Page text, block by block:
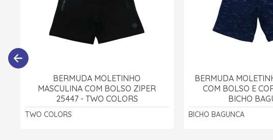
BERMUDA MOLETINHO
MASCULINA COM BOLSO ZIPER
25447 - TWO COLORS
TWO COLORS
BERMUDA
COM BOLSO E
BICHO
BICHO BAGUNCA